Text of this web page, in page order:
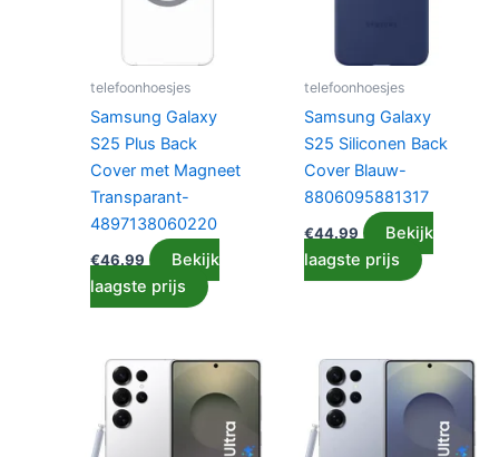
telefoonhoesjes
Samsung Galaxy
S25 Plus Back
Cover met Magneet
Transparant-
4897138060220
€46.99
Bekijk
laagste prijs
telefoonhoesjes
Samsung Galaxy
S25 Siliconen Back
Cover Blauw-
8806095881317
€44.99
Bekijk
laagste prijs